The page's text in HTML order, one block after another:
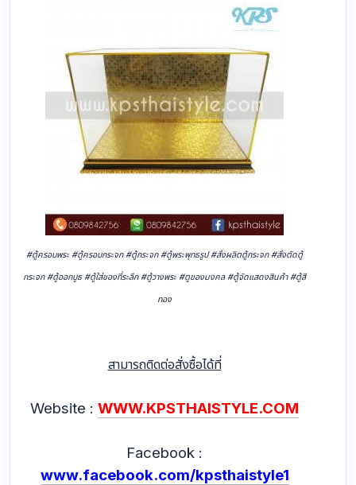
#ตู้ครอบพระ #ตู้ครอบกระจก #ตู้กระจก #ตู้พระพุทธรูป #สั่งผลิตตู้กระจก #สั่งตัดตู้
กระจก #ตู้ออกบูธ #ตู้ใส่ของที่ระลึก #ตู้วางพระ #ตูของมงคล #ตู้จัดแสดงสินค้า #ตู้สี
ทอง
สามารถติดต่อสั่งซื้อได้ที่
Website : WWW.KPSTHAISTYLE.COM
Facebook :
www.facebook.com/kpsthaistyle1